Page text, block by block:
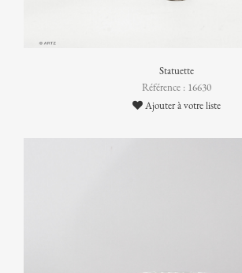
Statuette
Référence : 16630
Ajouter à votre liste